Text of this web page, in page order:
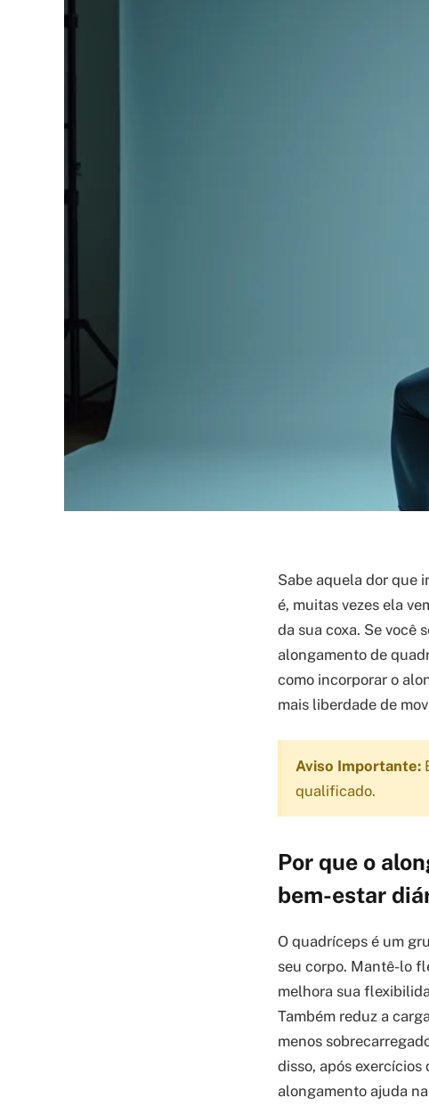
Sabe aquela dor que
é, muitas vezes ela
da sua coxa. Se você
alongamento de
como incorporar o
mais liberdade de
Aviso Importante:
qualificado.
Por que o
bem-estar
O quadríceps é um
seu corpo. Mantê-lo
melhora sua
Também reduz a
menos
disso, após
alongamento ajuda